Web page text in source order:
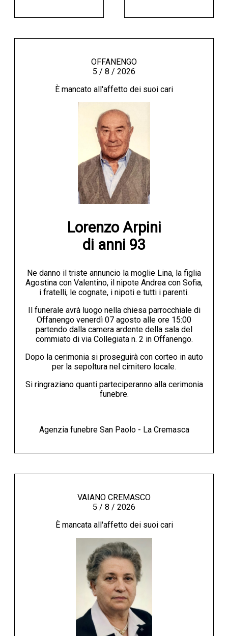
OFFANENGO
5 / 8 / 2026
È mancato all'affetto dei suoi cari
Lorenzo Arpini
di anni 93
Ne danno il triste annuncio la moglie Lina, la figlia
Agostina con Valentino, il nipote Andrea con Sofia,
i fratelli, le cognate, i nipoti e tutti i parenti.
Il funerale avrà luogo nella chiesa parrocchiale di
Offanengo venerdì 07 agosto alle ore 15:00
partendo dalla camera ardente della sala del
commiato di via Collegiata n. 2 in Offanengo.
Dopo la cerimonia si proseguirà con corteo in auto
per la sepoltura nel cimitero locale.
Si ringraziano quanti parteciperanno alla cerimonia
funebre.
Agenzia funebre San Paolo - La Cremasca
VAIANO CREMASCO
5 / 8 / 2026
È mancata all'affetto dei suoi cari